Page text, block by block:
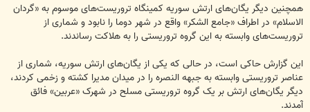
همچنین دیگر یگان‌های ارتش سوریه کمینگاه تروریست‌های موسوم به «گردان
الاسلام» در اطراف «جامع الشکر» واقع در شهر دوما را نابود و شماری از
تروریست‌های وابسته به این گروه تروریستی را به هلاکت رساندند.
این گزارش حاکی است، در حالی که یکی از یگان‌های ارتش سوریه، شماری از
عناصر تروریستی وابسته به جبهه النصره را در میدان مدیرا کشته و زخمی کردند،
دیگر یگان‌‌های ارتش بر یک گروه تروریستی مسلح در شهرک «عربین» فائق
آمدند.